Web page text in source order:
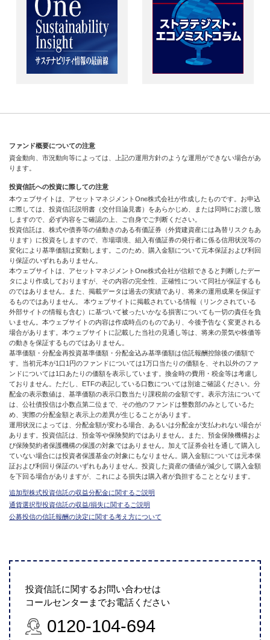
ファンド概要についての注意
資金動向、市況動向等によっては、上記の運用方針のような運用ができない場合があ
ります。
投資信託への投資に際しての注意
本ウェブサイトは、アセットマネジメントOne株式会社が作成したものです。お申込
に際しては、投資信託説明書（交付目論見書）をあらかじめ、または同時にお渡し致
しますので、必ず内容をご確認の上、ご自身でご判断ください。
投資信託は、株式や債券等の値動きのある有価証券（外貨建資産には為替リスクもあ
ります）に投資をしますので、市場環境、組入有価証券の発行者に係る信用状況等の
変化により基準価額は変動します。このため、購入金額について元本保証および利回
り保証のいずれもありません。
本ウェブサイトは、アセットマネジメントOne株式会社が信頼できると判断したデー
タにより作成しておりますが、その内容の完全性、正確性について同社が保証するも
のではありません。また、掲載データは過去の実績であり、将来の運用成果を保証す
るものではありません。 本ウェブサイトに掲載されている情報（リンクされている
外部サイトの情報も含む）に基づいて被ったいかなる損害についても一切の責任を負
いません。本ウェブサイトの内容は作成時点のものであり、今後予告なく変更される
場合があります。本ウェブサイトに記載した当社の見通し等は、将来の景気や株価等
の動きを保証するものではありません。
基準価額・分配金再投資基準価額・分配金込み基準価額は信託報酬控除後の価額で
す。当初元本が1口1円のファンドについては1万口当たりの価額を、それ以外のファ
ンドについては1口あたりの価額を表示しています。換金時の費用・税金等は考慮し
ておりません。ただし、ETFの表記している口数については別途ご確認ください。分
配金の表示数値は、基準価額の表示口数当たり課税前の金額です。表示方法について
は、公社債投信は小数点第二位まで、その他のファンドは整数部のみとしているた
め、実際の分配金額と表示上の差異が生じることがあります。
運用状況によっては、分配金額が変わる場合、あるいは分配金が支払われない場合が
あります。投資信託は、預金等や保険契約ではありません。また、預金保険機構およ
び保険契約者保護機構の保護の対象ではありません。加えて証券会社を通して購入し
ていない場合には投資者保護基金の対象にもなりません。購入金額については元本保
証および利回り保証のいずれもありません。投資した資産の価値が減少して購入金額
を下回る場合がありますが、これによる損失は購入者が負担することとなります。
追加型株式投資信託の収益分配金に関するご説明
通貨選択型投資信託の収益/損失に関するご説明
公募投信の信託報酬の決定に関する考え方について
投資信託に関するお問い合わせは
コールセンターまでお電話ください
0120-104-694